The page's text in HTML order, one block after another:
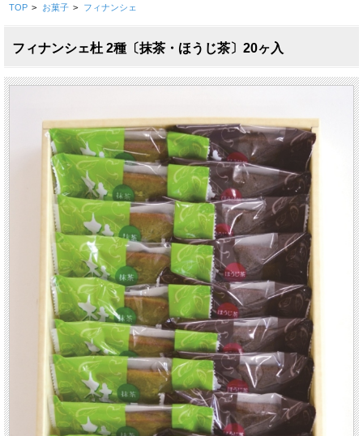
TOP > お菓子 > フィナンシェ
フィナンシェ杜 2種〔抹茶・ほうじ茶〕20ヶ入